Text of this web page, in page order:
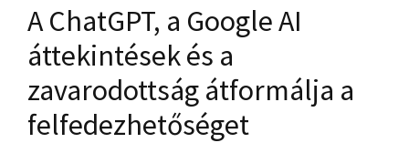
A ChatGPT, a Google AI
áttekintések és a
zavarodottság átformálja a
felfedezhetőséget